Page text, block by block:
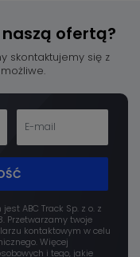
naszą ofertą?
skontaktujemy się z
ABC Track Sp. z o. z
Przetwarzamy twoje
kontaktowym w celu
Więcej
i tego, jakie